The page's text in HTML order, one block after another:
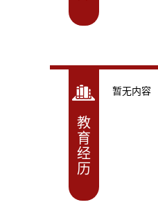
教
育
经
历
暂无内容